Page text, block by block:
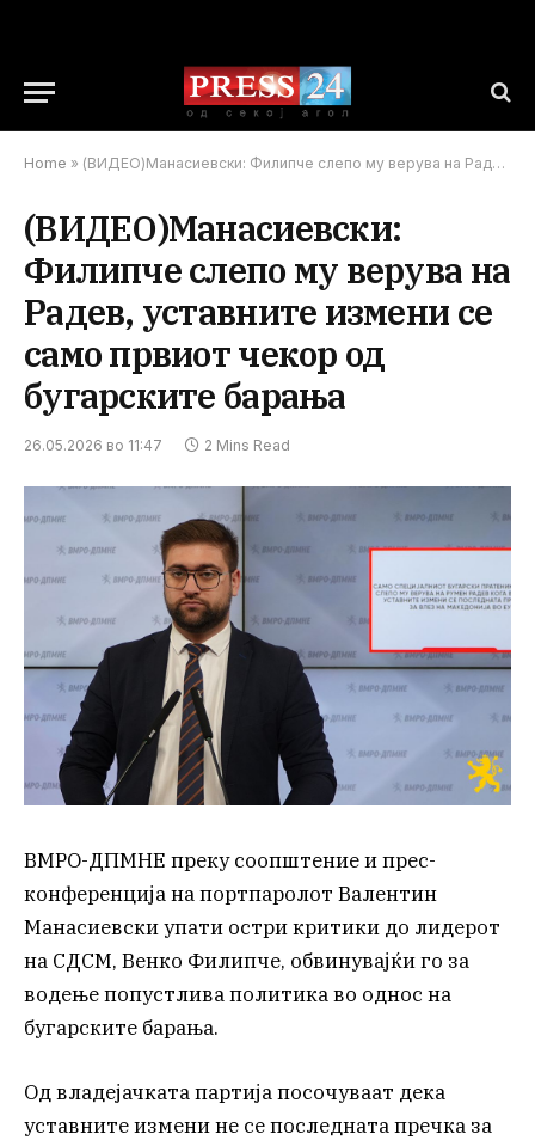
Home » (ВИДЕО)Манасиевски: Филипче слепо му верува на Радев, уставните измени се само првиот чекор од бугарските барања
(ВИДЕО)Манасиевски:
Филипче слепо му верува на
Радев, уставните измени се
само првиот чекор од
бугарските барања
26.05.2026 во 11:47 2 Mins Read
ВМРО-ДПМНЕ преку соопштение и прес-
конференција на портпаролот Валентин
Манасиевски упати остри критики до лидерот
на СДСМ, Венко Филипче, обвинувајќи го за
водење попустлива политика во однос на
бугарските барања.
Од владејачката партија посочуваат дека
уставните измени не се последната пречка за